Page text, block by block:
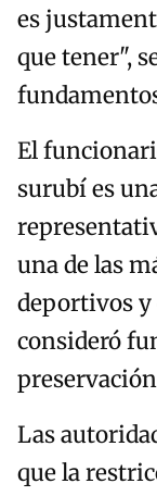
es
que tener",
El
surubí es
una de las
deportivos y
consideró
Las
que la